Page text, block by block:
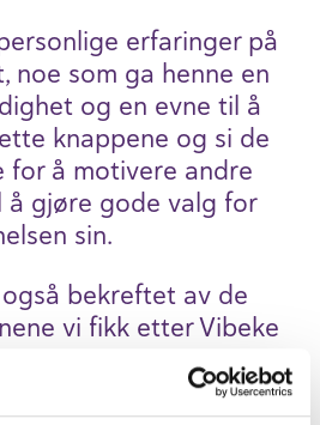
erfaringer på
noe som ga henne en
og en evne til å
knap­pene og si de
for å motivere andre
å gjøre gode valg for
sin.
bekreftet av de
vi fikk etter Vibeke
var en person som var
for både sin styrke